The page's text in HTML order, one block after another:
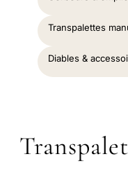
Transpalettes
Diables &